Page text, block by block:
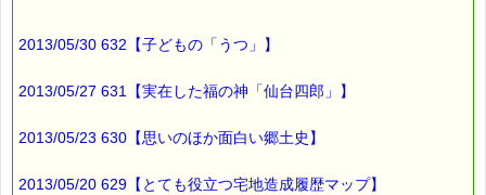
2013/05/30 632【子どもの「うつ」】
2013/05/27 631【実在した福の神「仙台四郎」】
2013/05/23 630【思いのほか面白い郷土史】
2013/05/20 629【とても役立つ宅地造成履歴マップ】